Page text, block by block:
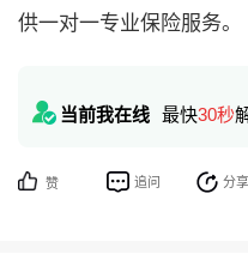
供一对一专业保险服务。
当前我在线 最快30秒
赞 追问 分享